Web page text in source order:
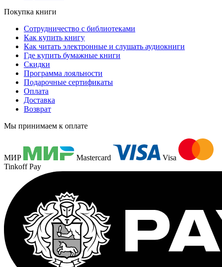
Покупка книги
Сотрудничество с библиотеками
Как купить книгу
Как читать электронные и слушать аудиокниги
Где купить бумажные книги
Скидки
Программа лояльности
Подарочные сертификаты
Оплата
Доставка
Возврат
Мы принимаем к оплате
МИР Mastercard
Visa
Tinkoff Pay